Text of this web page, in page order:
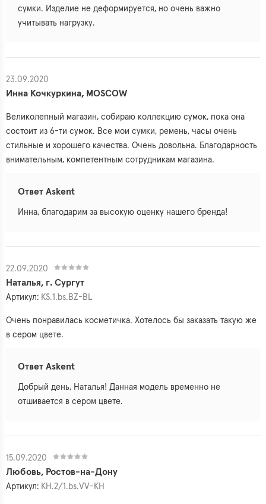
сумки. Изделие не деформируется, но очень важно
учитывать нагрузку.
23.09.2020
Инна Кочкуркина, MOSCOW
Великолепный магазин, собираю коллекцию сумок, пока она
состоит из 6-ти сумок. Все мои сумки, ремень, часы очень
стильные и хорошего качества. Очень довольна. Благодарность
внимательным, компетентным сотрудникам магазина.
Ответ Askent
Инна, благодарим за высокую оценку нашего бренда!
22.09.2020
Наталья, г. Сургут
Артикул: KS.1.bs.BZ-BL
Очень понравилась косметичка. Хотелось бы заказать такую же
в сером цвете.
Ответ Askent
Добрый день, Наталья! Данная модель временно не
отшивается в сером цвете.
15.09.2020
Любовь, Ростов-на-Дону
Артикул: KH.2/1.bs.VV-KH